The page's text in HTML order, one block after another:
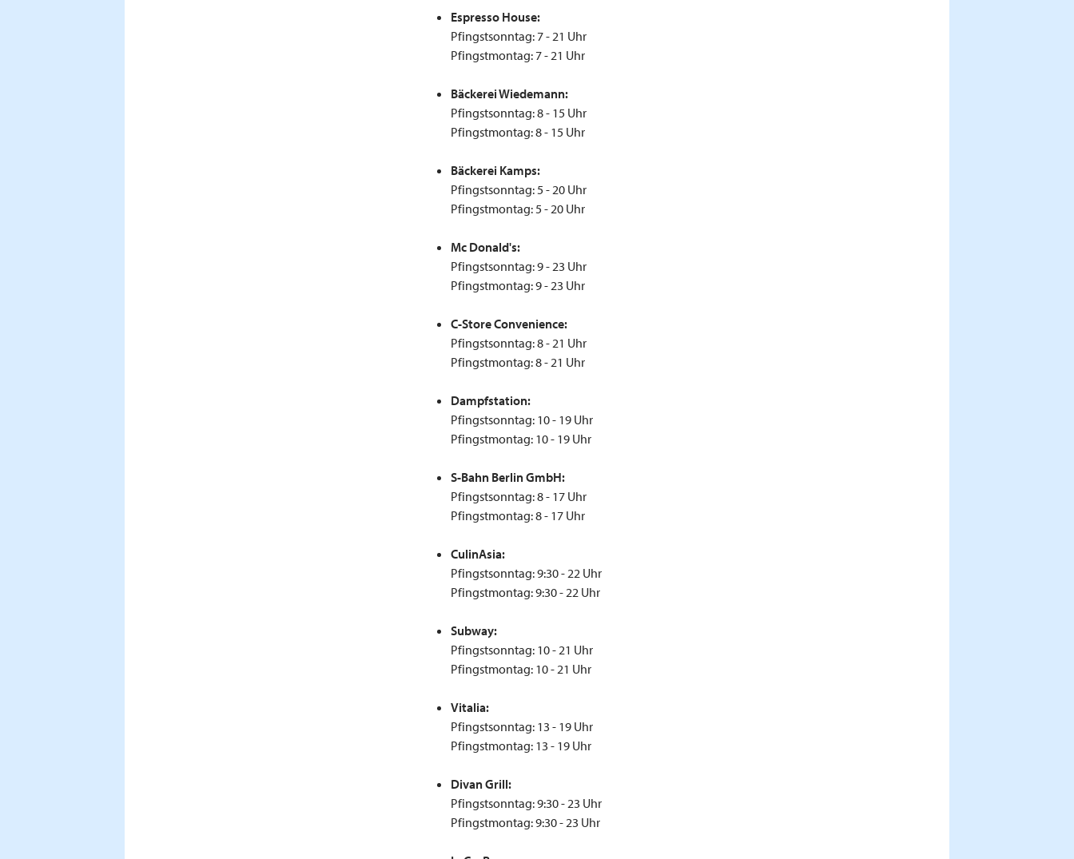
Espresso House:
Pfingstsonntag: 7 - 21 Uhr
Pfingstmontag: 7 - 21 Uhr
Bäckerei Wiedemann:
Pfingstsonntag: 8 - 15 Uhr
Pfingstmontag: 8 - 15 Uhr
Bäckerei Kamps:
Pfingstsonntag: 5 - 20 Uhr
Pfingstmontag: 5 - 20 Uhr
Mc Donald's:
Pfingstsonntag: 9 - 23 Uhr
Pfingstmontag: 9 - 23 Uhr
C-Store Convenience:
Pfingstsonntag: 8 - 21 Uhr
Pfingstmontag: 8 - 21 Uhr
Dampfstation:
Pfingstsonntag: 10 - 19 Uhr
Pfingstmontag: 10 - 19 Uhr
S-Bahn Berlin GmbH:
Pfingstsonntag: 8 - 17 Uhr
Pfingstmontag: 8 - 17 Uhr
CulinAsia:
Pfingstsonntag: 9:30 - 22 Uhr
Pfingstmontag: 9:30 - 22 Uhr
Subway:
Pfingstsonntag: 10 - 21 Uhr
Pfingstmontag: 10 - 21 Uhr
Vitalia:
Pfingstsonntag: 13 - 19 Uhr
Pfingstmontag: 13 - 19 Uhr
Divan Grill:
Pfingstsonntag: 9:30 - 23 Uhr
Pfingstmontag: 9:30 - 23 Uhr